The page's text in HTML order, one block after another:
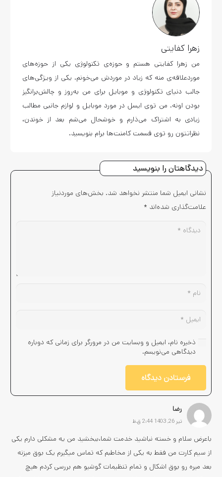
زهرا کفایتی
من زهرا کفایتی هستم و حوزه‌ی تکنولوژی یکی از حوزه‌های
موردعلاقه‌ی منه که زیاد در موردش می‌خونم. یکی از ویژگی‌های
جالب دنیای تکنولوژی و موبایل برای من به‌روز و چالش‌برانگیز
بودن اونه. من توی ایسل در مورد موبایل و لوازم جانبی مطالب
زیادی به اشتراک می‌ذارم و خوشحال می‌شم بعد از خوندن،
نظراتتون رو توی قسمت کامنت‌ها برام بنویسید.
رضا
تیر 26, 1403 2:44 ق.ظ
باعرض سلام و خسته نباشید خدمت شما،ببخشید من یه مشکلی‌ دارم یکی
از سیم کارت من فقط به یکی از مخاطبم که تماس میگیرم یک بوق میزنه
بعد میره رو بوق اشکال و تمام تنظیمات گوشیو هم بررسی کردم هیچ
دیدگاهتان را بنویسید
نشانی ایمیل شما منتشر نخواهد شد. بخش‌های موردنیاز
علامت‌گذاری شده‌اند *
ذخیره نام، ایمیل و وبسایت من در مرورگر برای زمانی که دوباره
دیدگاهی می‌نویسم.
فرستادن دیدگاه